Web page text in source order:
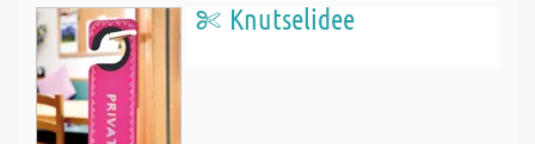
Knutselidee